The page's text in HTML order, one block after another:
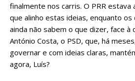
finalmente nos carris. O PRR estava
que alinho estas ideias, enquanto
ainda não sabem o que dizer, face à
António Costa, o PSD, que, há
governar e com ideias claras,
agora, Luís?